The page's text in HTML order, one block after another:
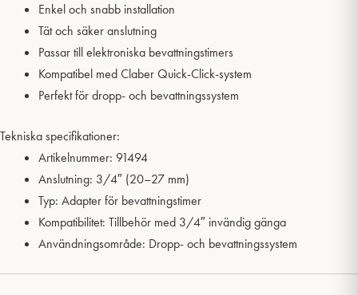
Enkel och snabb installation
Tät och säker anslutning
Passar till elektroniska bevattningstimers
Kompatibel med Claber Quick-Click-system
Perfekt för dropp- och bevattningssystem
Tekniska specifikationer:
Artikelnummer: 91494
Anslutning: 3/4″ (20–27 mm)
Typ: Adapter för bevattningstimer
Kompatibilitet: Tillbehör med 3/4″ invändig gänga
Användningsområde: Dropp- och bevattningssystem